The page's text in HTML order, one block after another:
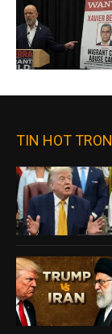
TIN HOT